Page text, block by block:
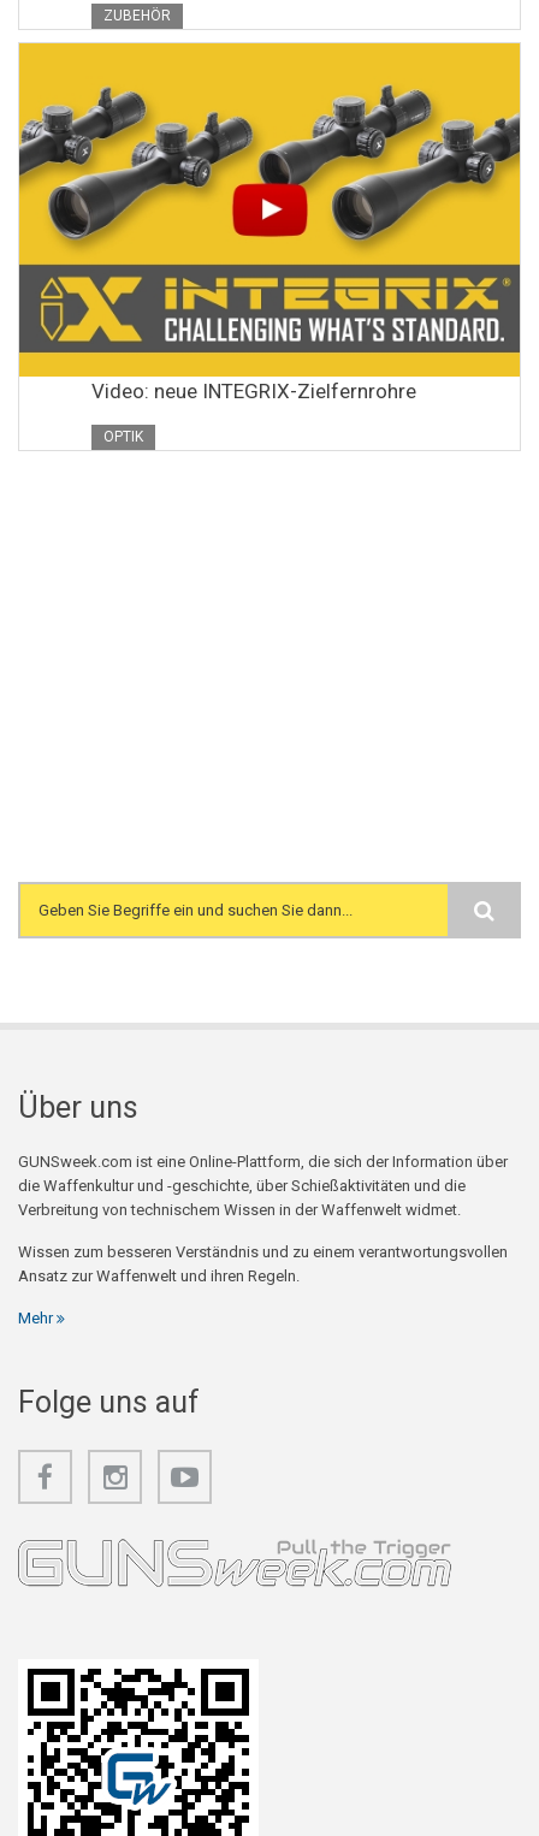
ZUBEHÖR
Video: neue INTEGRIX-Zielfernrohre
OPTIK
Search form
Über uns
GUNSweek.com ist eine Online-Plattform, die sich der Information über
die Waffenkultur und -geschichte, über Schießaktivitäten und die
Verbreitung von technischem Wissen in der Waffenwelt widmet.
Wissen zum besseren Verständnis und zu einem verantwortungsvollen
Ansatz zur Waffenwelt und ihren Regeln.
Mehr
Folge uns auf